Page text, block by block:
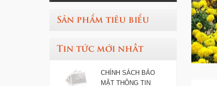
Sản phẩm tiêu biểu
Tin tức mới nhất
CHÍNH SÁCH BẢO
MẬT THÔNG TIN